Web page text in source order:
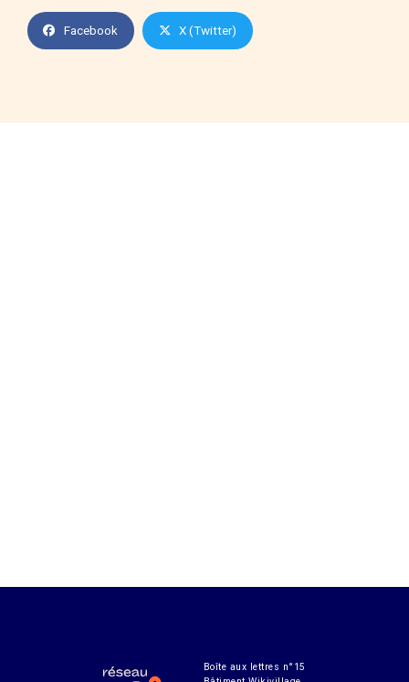
Facebook X (Twitter)
Boîte aux lettres n°15